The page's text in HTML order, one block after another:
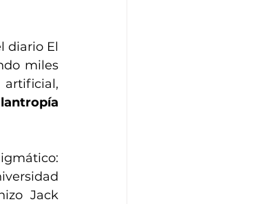
diario El
miles
artificial,
Jack